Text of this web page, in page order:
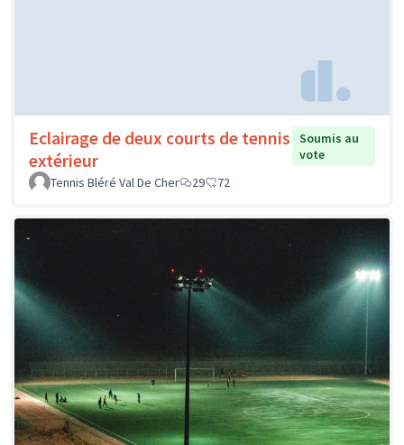
Eclairage de deux courts de tennis
extérieur
Soumis au
vote
Tennis Bléré Val De Cher
29 72